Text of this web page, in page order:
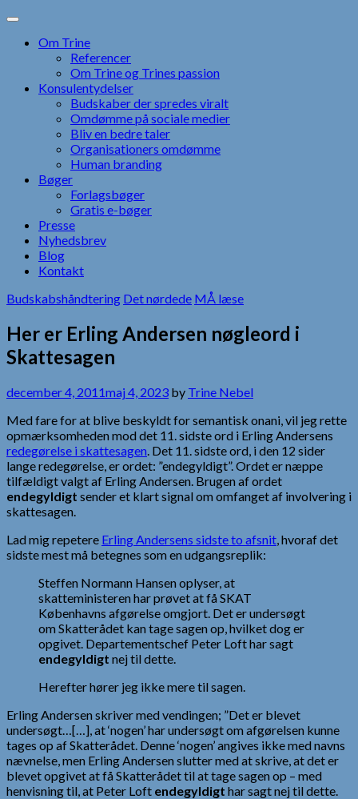
Skip
contentOm Trine
Referencer
Om Trine og Trines passion
Konsulentydelser
Budskaber der spredes viralt
Omdømme på sociale medier
Bliv en bedre taler
Organisationers omdømme
Human branding
Bøger
Forlagsbøger
Gratis e-bøger
Presse
Nyhedsbrev
Blog
Kontakt
Budskabshåndtering Det nørdede MÅ læse
Her er Erling Andersen nøgleord i
Skattesagen
december 4, 2011maj 4, 2023 by Trine Nebel
Med fare for at blive beskyldt for semantisk onani, vil jeg rette
opmærksomheden mod det 11. sidste ord i Erling Andersens
redegørelse i skattesagen. Det 11. sidste ord, i den 12 sider
lange redegørelse, er ordet: ”endegyldigt”. Ordet er næppe
tilfældigt valgt af Erling Andersen. Brugen af ordet
endegyldigt sender et klart signal om omfanget af involvering i
skattesagen.
Lad mig repetere Erling Andersens sidste to afsnit, hvoraf det
sidste mest må betegnes som en udgangsreplik:
Steffen Normann Hansen oplyser, at
skatteministeren har prøvet at få SKAT
Københavns afgørelse omgjort. Det er undersøgt
om Skatterådet kan tage sagen op, hvilket dog er
opgivet. Departementschef Peter Loft har sagt
endegyldigt nej til dette.
Herefter hører jeg ikke mere til sagen.
Erling Andersen skriver med vendingen; ”Det er blevet
undersøgt…[…], at ‘nogen’ har undersøgt om afgørelsen kunne
tages op af Skatterådet. Denne ‘nogen’ angives ikke med navns
nævnelse, men Erling Andersen slutter med at skrive, at det er
blevet opgivet at få Skatterådet til at tage sagen op – med
henvisning til, at Peter Loft endegyldigt har sagt nej til dette.